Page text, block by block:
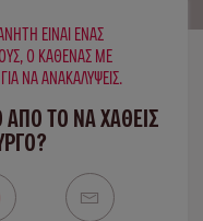
ΕΊΝΑΙ ΈΝΑΣ
Ο ΚΑΘΈΝΑΣ ΜΕ
ΝΑ ΑΝΑΚΑΛΎΨΕΙΣ.
ΑΠΟ ΤΟ ΝΑ ΧΑΘΕΙΣ